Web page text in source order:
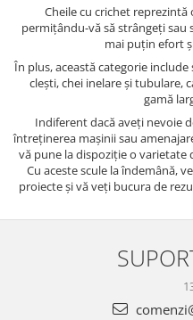
Cheile cu crichet
permițându-vă să strângeți sau
mai puțin efort
În plus, această categorie
clești, chei inelare și tubulare,
gamă
Indiferent dacă aveți nevoie
întreținerea mașinii sau
vă pune la dispoziție o varietate
Cu aceste scule la îndemână,
proiecte și vă veți bucura de